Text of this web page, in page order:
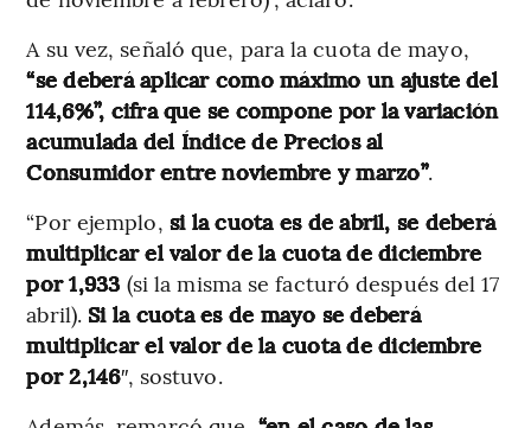
A su vez, señaló que, para la cuota de mayo,
“se deberá aplicar como máximo un ajuste del
114,6%”, cifra que se compone por la variación
acumulada del Índice de Precios al
Consumidor entre noviembre y marzo”.
“Por ejemplo, si la cuota es de abril, se deberá
multiplicar el valor de la cuota de diciembre
por 1,933 (si la misma se facturó después del 17
abril). Si la cuota es de mayo se deberá
multiplicar el valor de la cuota de diciembre
por 2,146″, sostuvo.